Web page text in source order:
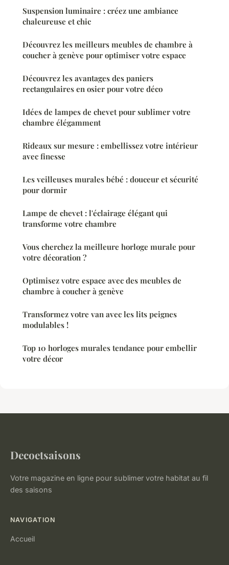
Suspension luminaire : créez une ambiance
chaleureuse et chic
Découvrez les meilleurs meubles de chambre à
coucher à genève pour optimiser votre espace
Découvrez les avantages des paniers
rectangulaires en osier pour votre déco
Idées de lampes de chevet pour sublimer votre
chambre élégamment
Rideaux sur mesure : embellissez votre intérieur
avec finesse
Les veilleuses murales bébé : douceur et sécurité
pour dormir
Lampe de chevet : l'éclairage élégant qui
transforme votre chambre
Vous cherchez la meilleure horloge murale pour
votre décoration ?
Optimisez votre espace avec des meubles de
chambre à coucher à genève
Transformez votre van avec les lits peignes
modulables !
Top 10 horloges murales tendance pour embellir
votre décor
Decoetsaisons
Votre magazine en ligne pour sublimer votre habitat au fil
des saisons
NAVIGATION
Accueil